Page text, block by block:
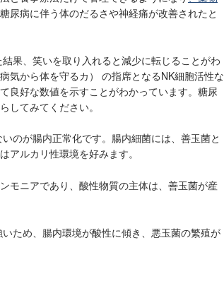
尿病に伴う体のだるさや神経痛が改善されたと
果、笑いを取り入れると減少に転じることがわ
気から体を守るカ） の指席となるNK細胞活性な
良好な数値を示すことがわかっています。糖尿
してみてください。
のが腸内正常化です。腸内細菌には、善玉菌と
アルカリ性環境を好みます。
モニアであり、酸性物質の主体は、善玉菌が産
ため、腸内環境が酸性に傾き、悪玉菌の繁殖が